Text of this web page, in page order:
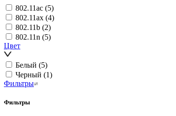
802.11ac (5)
802.11ax (4)
802.11b (2)
802.11n (5)
Цвет
Белый (5)
Черный (1)
Фильтры
Фильтры